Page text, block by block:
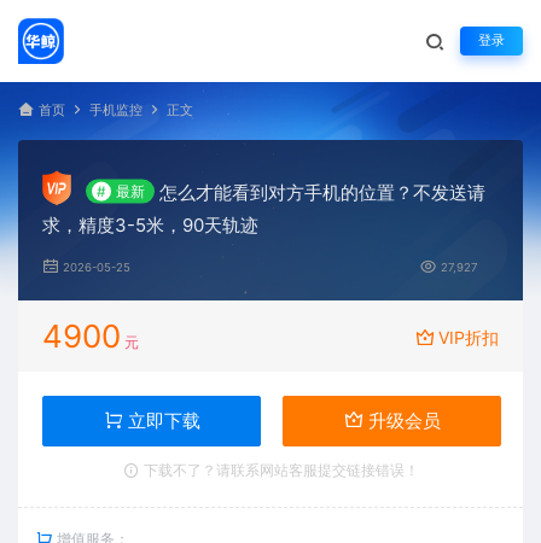
登录
首页 手机监控 正文
# 最新
怎么才能看到对方手机的位置？不发送请
求，精度3-5米，90天轨迹
2026-05-25 27,927
4900 元 VIP折扣
立即下载 升级会员
下载不了？请联系网站客服提交链接错误！
增值服务：